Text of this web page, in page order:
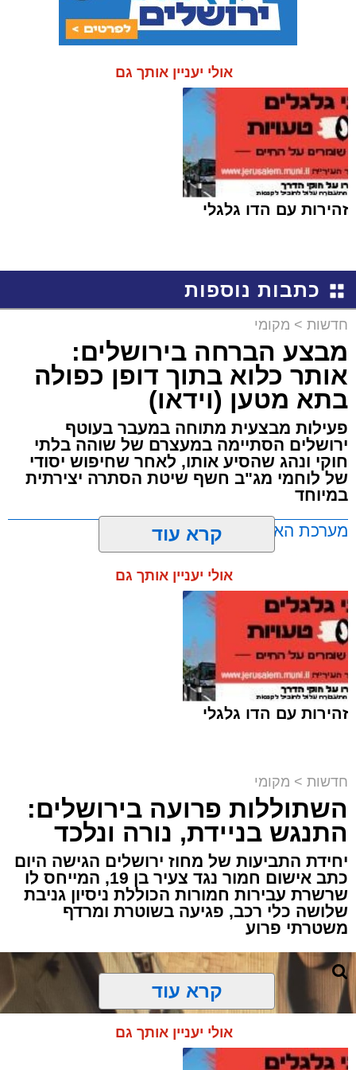
אולי יעניין אותך גם
זהירות עם הדו גלגלי
כתבות נוספות
חדשות > מקומי
מבצע הברחה בירושלים:
אותר כלוא בתוך דופן כפולה
בתא מטען (וידאו)
פעילות מבצעית מתוחה במעבר בעוטף
ירושלים הסתיימה במעצרם של שוהה בלתי
חוקי ונהג שהסיע אותו, לאחר שחיפוש יסודי
של לוחמי מג"ב חשף שיטת הסתרה יצירתית
במיוחד
מערכת האתר / 17:21 09.08.26
תגים:ירושלים,
פעילות מבצעית מתוחה במעבר בעוטף
ירושלים הסתיימה במעצרם של שוהה בלתי
חוקי ונהג שהסיע אותו, לאחר שחיפוש יסודי
של לוחמי מג"ב חשף שיטת הסתרה יצירתית
במיוחד.
האירוע התרחש במהלך פעילות משותפת של
לוחמי מג״ב עוטף ירושלים ולוחמי המעברים
לשמירה על הביטחון השוטף בגזרת הבירה.
הכוחות עצרו לבדיקה שגרתית רכב שעורר את
חשדם, ועד מהרה הבינו שמשהו אינו כשורה.
במהלך בדיקה יסודית של חלל הרכב, הבחינו
קרא עוד
אולי יעניין אותך גם
זהירות עם הדו גלגלי
חדשות > מקומי
השתוללות פרועה בירושלים:
התנגש בניידת, נורה ונלכד
יחידת התביעות של מחוז ירושלים הגישה היום
כתב אישום חמור נגד צעיר בן 19, המייחס לו
שרשרת עבירות חמורות הכוללת ניסיון גניבת
שלושה כלי רכב, פגיעה בשוטרת ומרדף
משטרתי פרוע
קרא עוד
אולי יעניין אותך גם